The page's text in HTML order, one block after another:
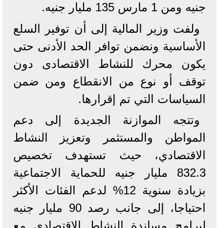
جنيه ومن 1 مارس 135 مليار جنيه.
ولفت وزير المالية إلى أن توفير السلع
الأساسية ونضمن توافر الحد الأدنى حتى
يكون محرك للنشاط الاقتصادى دون
توقف أو نوع من الانقطاع ومن ضمن
السياسات التي تم إقرارها.
وتتجه الموازنة الجديدة إلى دعم
المواطن والمستثمر وتعزيز النشاط
الاقتصادي، حيث تستهدف تخصيص
832.3 مليار جنيه للحماية الاجتماعية
بزيادة سنوية 12% لدعم الفئات الأكثر
احتياجا، إلى جانب رصد 90 مليار جنيه
لبرامج مساندة النشاط الاقتصادي مع